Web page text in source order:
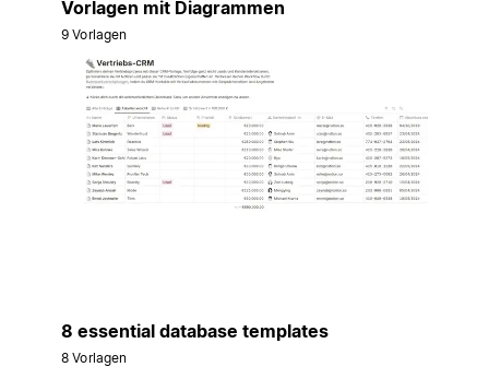
Vorlagen mit Diagrammen
9 Vorlagen
8 essential database templates
8 Vorlagen